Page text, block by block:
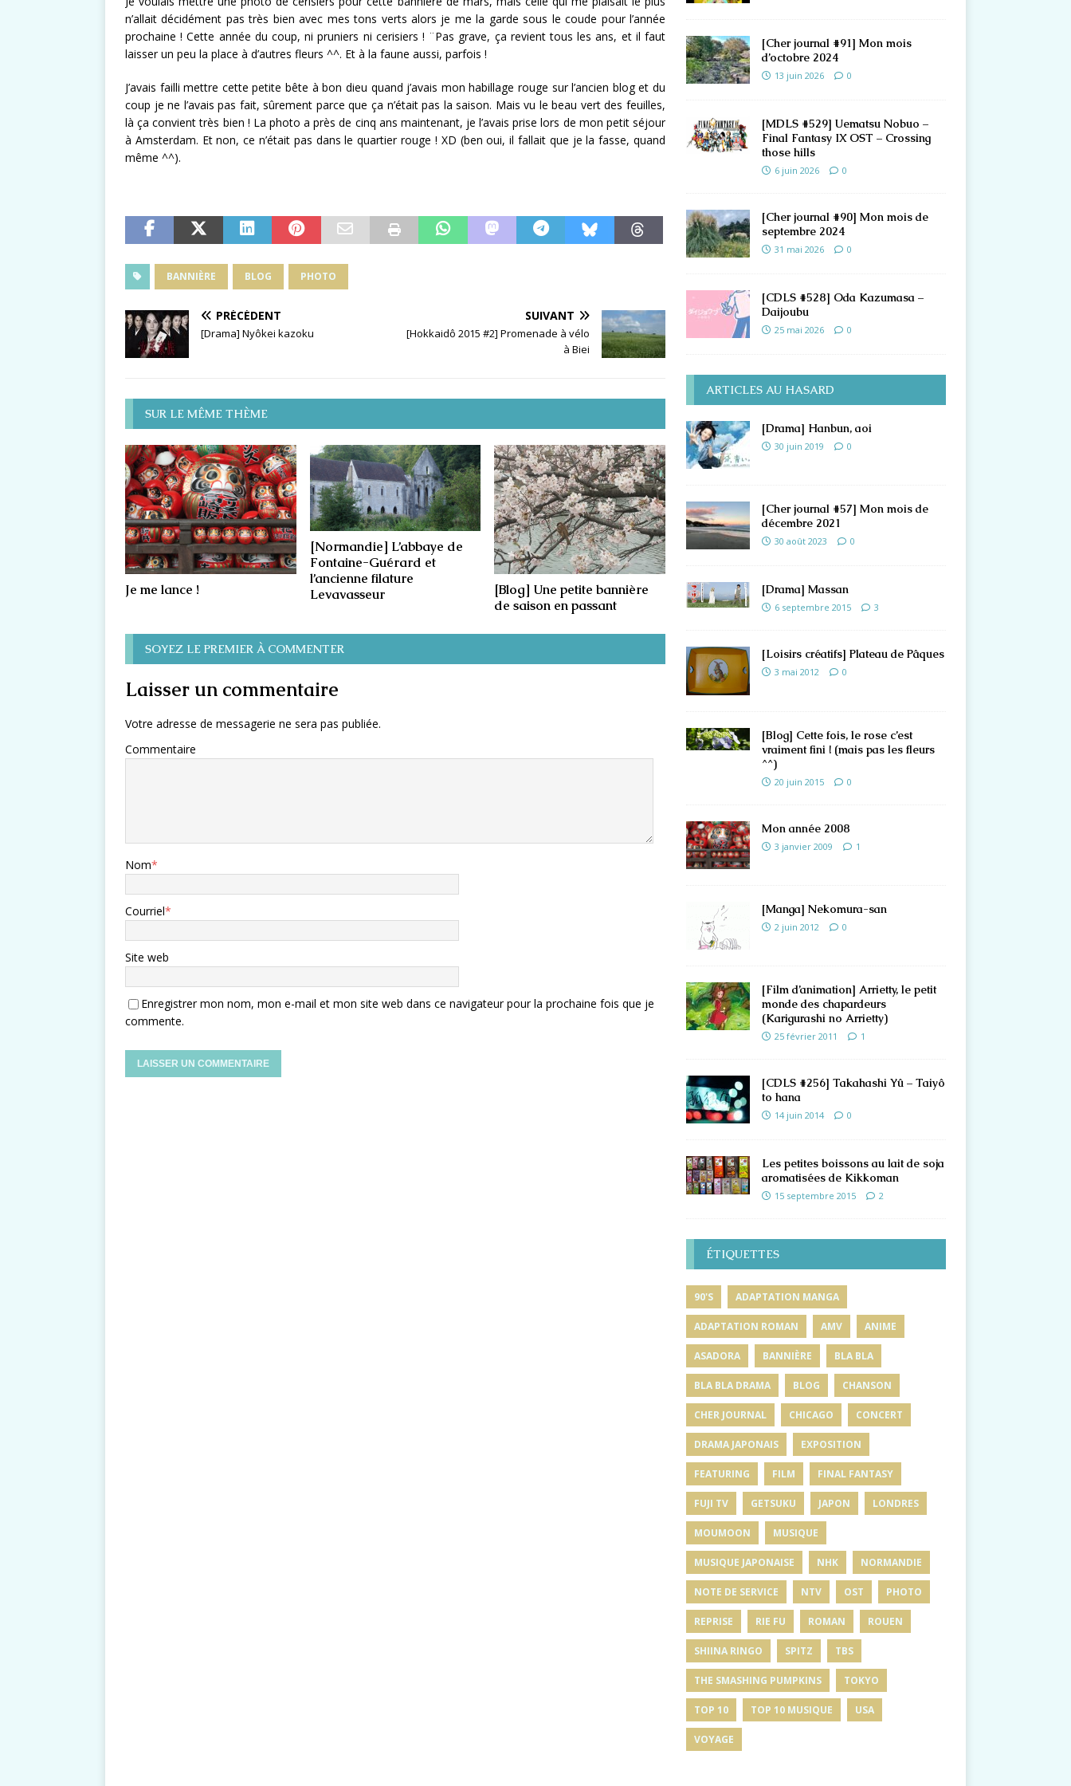
n’allait décidément pas très bien avec mes tons verts alors je me la garde sous le coude pour l’année
prochaine ! Cette année du coup, ni pruniers ni cerisiers ! ¨Pas grave, ça revient tous les ans, et il faut
laisser un peu la place à d’autres fleurs ^^. Et à la faune aussi, parfois !
J’avais failli mettre cette petite bête à bon dieu quand j’avais mon habillage rouge sur l’ancien blog et du
coup je ne l’avais pas fait, sûrement parce que ça n’était pas la saison. Mais vu le beau vert des feuilles,
là ça convient très bien ! La photo a près de cinq ans maintenant, je l’avais prise lors de mon petit séjour
à Amsterdam. Et non, ce n’était pas dans le quartier rouge ! XD (ben oui, il fallait que je la fasse, quand
même ^^).
BANNIÈRE BLOG PHOTO
PRÉCÉDENT
[Drama] Nyôkei kazoku
SUIVANT
[Hokkaidô 2015 #2] Promenade à vélo
à Biei
SUR LE MÊME THÈME
Je me lance !
[Normandie] L’abbaye de
Fontaine-Guérard et
l’ancienne filature
Levavasseur
[Blog] Une petite bannière
de saison en passant
SOYEZ LE PREMIER À COMMENTER
Laisser un commentaire
Votre adresse de messagerie ne sera pas publiée.
Commentaire
Nom*
Courriel*
Site web
Enregistrer mon nom, mon e-mail et mon site web dans ce navigateur pour la prochaine fois que je
commente.
[Cher journal #91] Mon mois
d’octobre 2024
13 juin 2026 0
[MDLS #529] Uematsu Nobuo –
Final Fantasy IX OST – Crossing
those hills
6 juin 2026 0
[Cher journal #90] Mon mois de
septembre 2024
31 mai 2026 0
[CDLS #528] Oda Kazumasa –
Daijoubu
25 mai 2026 0
ARTICLES AU HASARD
[Drama] Hanbun, aoi
30 juin 2019 0
[Cher journal #57] Mon mois de
décembre 2021
30 août 2023 0
[Drama] Massan
6 septembre 2015 3
[Loisirs créatifs] Plateau de Pâques
3 mai 2012 0
[Blog] Cette fois, le rose c’est
vraiment fini ! (mais pas les fleurs
^^)
20 juin 2015 0
Mon année 2008
3 janvier 2009 1
[Manga] Nekomura-san
2 juin 2012 0
[Film d’animation] Arrietty, le petit
monde des chapardeurs
(Karigurashi no Arrietty)
25 février 2011 1
[CDLS #256] Takahashi Yû – Taiyô
to hana
14 juin 2014 0
Les petites boissons au lait de soja
aromatisées de Kikkoman
15 septembre 2015 2
ÉTIQUETTES
90'S ADAPTATION MANGA
ADAPTATION ROMAN AMV ANIME
ASADORA BANNIÈRE BLA BLA
BLA BLA DRAMA BLOG CHANSON
CHER JOURNAL CHICAGO CONCERT
DRAMA JAPONAIS EXPOSITION
FEATURING FILM FINAL FANTASY
FUJI TV GETSUKU JAPON LONDRES
MOUMOON MUSIQUE
MUSIQUE JAPONAISE NHK NORMANDIE
NOTE DE SERVICE NTV OST PHOTO
REPRISE RIE FU ROMAN ROUEN
SHIINA RINGO SPITZ TBS
THE SMASHING PUMPKINS TOKYO
TOP 10 TOP 10 MUSIQUE USA
VOYAGE